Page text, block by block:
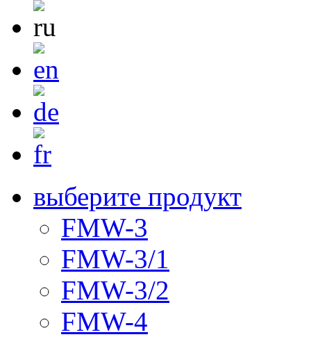
выберите продукт
FMW-3
FMW-3/1
FMW-3/2
FMW-4